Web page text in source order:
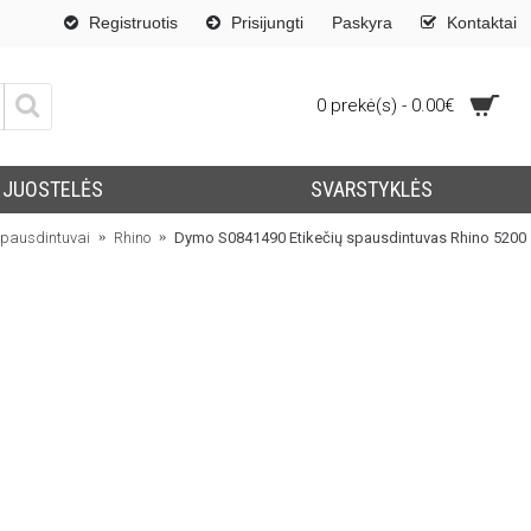
Registruotis Prisijungti Paskyra Kontaktai
0 prekė(s) - 0.00€
JUOSTELĖS SVARSTYKLĖS
Rhino Dymo S0841490 Etikečių spausdintuvas Rhino 5200